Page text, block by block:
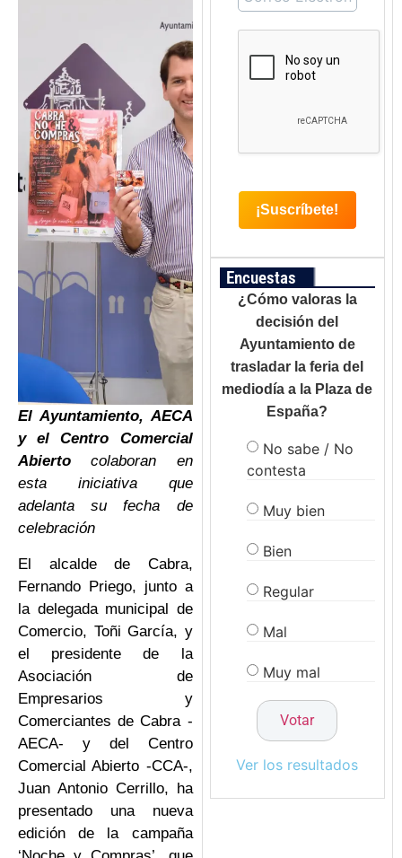
El Ayuntamiento, AECA
y el Centro Comercial
Abierto colaboran en
esta iniciativa que
adelanta su fecha de
celebración
El alcalde de Cabra,
Fernando Priego, junto a
la delegada municipal de
Comercio, Toñi García, y
el presidente de la
Asociación de
Empresarios y
Comerciantes de Cabra -
AECA- y del Centro
Comercial Abierto -CCA-,
Juan Antonio Cerrillo, ha
presentado una nueva
edición de la campaña
Encuestas
¿Cómo valoras la
decisión del
Ayuntamiento de
trasladar la feria del
mediodía a la Plaza de
España?
No sabe / No
contesta
Muy bien
Bien
Regular
Mal
Muy mal
Ver los resultados